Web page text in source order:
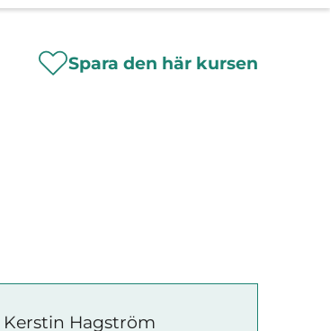
Spara den här kursen
Kerstin Hagström